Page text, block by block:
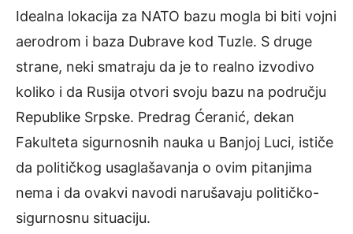
Idealna lokacija za NATO bazu mogla bi biti vojni
aerodrom i baza Dubrave kod Tuzle. S druge
strane, neki smatraju da je to realno izvodivo
koliko i da Rusija otvori svoju bazu na području
Republike Srpske. Predrag Ćeranić, dekan
Fakulteta sigurnosnih nauka u Banjoj Luci, ističe
da političkog usaglašavanja o ovim pitanjima
nema i da ovakvi navodi narušavaju političko-
sigurnosnu situaciju.